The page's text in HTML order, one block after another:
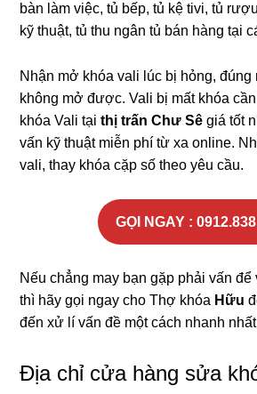
bàn làm việc, tủ bếp, tủ kệ tivi, tủ
kỹ thuật, tủ thu ngân tủ bán hàng tại
Nhận mở khóa vali lúc bị hỏng, đúng
không mở được. Vali bị mất khóa
khóa Vali tạithị trấn Chư Sêgiá tốt
vấn kỹ thuật miễn phí từ xa online.
vali, thay khóa cặp số theo yêu cầu.
GỌI NGAY :
Nếu chẳng may bạn gặp phải vấn để
thì hãy gọi ngay cho Thợ khóa Hữu
đến xử lí vấn đề một cách nhanh
Địa chỉ cửa hàng sửa